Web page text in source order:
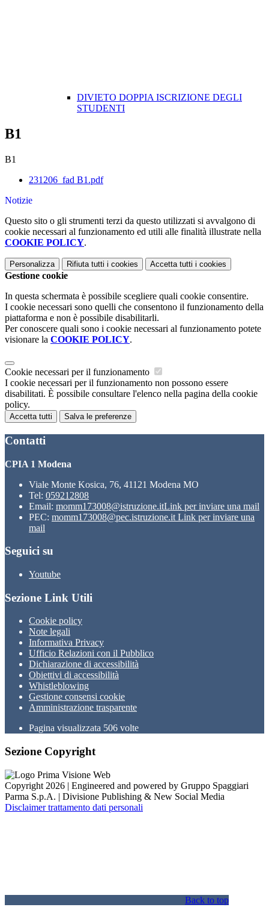
DIVIETO DOPPIA ISCRIZIONE DEGLI
STUDENTI
B1
B1
231206_fad B1.pdf
Notizie
Questo sito o gli strumenti terzi da questo utilizzati si avvalgono di
cookie necessari al funzionamento ed utili alle finalità illustrate nella
COOKIE POLICY.
Personalizza Rifiuta tutti i cookies Accetta tutti i cookies
Gestione cookie
In questa schermata è possibile scegliere quali cookie consentire.
I cookie necessari sono quelli che consentono il funzionamento della
piattaforma e non è possibile disabilitarli.
Per conoscere quali sono i cookie necessari al funzionamento potete
visionare la COOKIE POLICY.
Cookie necessari per il funzionamento
I cookie necessari per il funzionamento non possono essere
disabilitati. È possibile consultare l'elenco nella pagina della cookie
policy.
Accetta tutti Salva le preferenze
Contatti
CPIA 1 Modena
Viale Monte Kosica, 76, 41121 Modena MO
Tel: 059212808
Email: momm173008@istruzione.itLink per inviare una mail
PEC: momm173008@pec.istruzione.it Link per inviare una
mail
Seguici su
Youtube
Sezione Link Utili
Cookie policy
Note legali
Informativa Privacy
Ufficio Relazioni con il Pubblico
Dichiarazione di accessibilità
Obiettivi di accessibilità
Whistleblowing
Gestione consensi cookie
Amministrazione trasparente
Pagina visualizzata 506 volte
Sezione Copyright
Copyright 2026 | Engineered and powered by Gruppo Spaggiari
Parma S.p.A. | Divisione Publishing & New Social Media
Disclaimer trattamento dati personali
Back to top